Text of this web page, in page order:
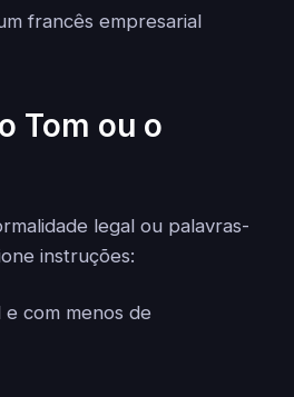
francês empresarial
Tom ou o
legal ou palavras-
instruções:
com menos de